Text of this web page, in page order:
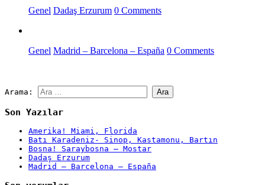
Genel Dadaş Erzurum 0 Comments
Genel Madrid – Barcelona – España 0 Comments
Arama:
Son Yazılar
Amerika! Miami, Florida
Batı Karadeniz- Sinop, Kastamonu, Bartın
Bosna! Saraybosna – Mostar
Dadaş Erzurum
Madrid – Barcelona – España